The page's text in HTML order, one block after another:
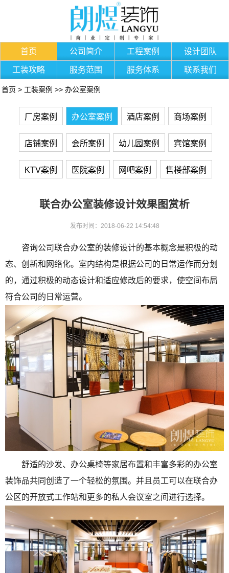
首页 公司简介 工程案例 设计团队
工装攻略 服务范围 服务体系 联系我们
首页 > 工装案例 >> 办公室案例
厂房案例 办公室案例 酒店案例 商场案例
店铺案例 会所案例 幼儿园案例 宾馆案例
KTV案例 医院案例 网吧案例 售楼部案例
联合办公室装修设计效果图赏析
发布时间：2018-06-22 14:54:48
咨询公司联合办公室的装修设计的基本概念是积极的动
态、创新和网络化。室内结构是根据公司的日常运作而分划
的，通过积极的动态设计和适应修改后的要求，使空间布局
符合公司的日常运营。
舒适的沙发、办公桌椅等家居布置和丰富多彩的办公室
装饰品共同创造了一个轻松的氛围。并且员工可以在联合办
公区的开放式工作站和更多的私人会议室之间进行选择。